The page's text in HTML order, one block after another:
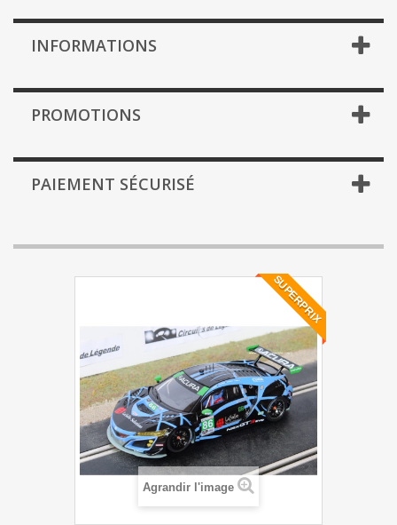
INFORMATIONS
PROMOTIONS
PAIEMENT SÉCURISÉ
SUPERPRIX
Agrandir l'image